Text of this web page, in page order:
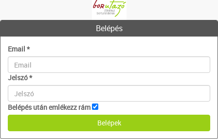
Belépés
Email *
Jelszó*
Belépés után emlékezz rám